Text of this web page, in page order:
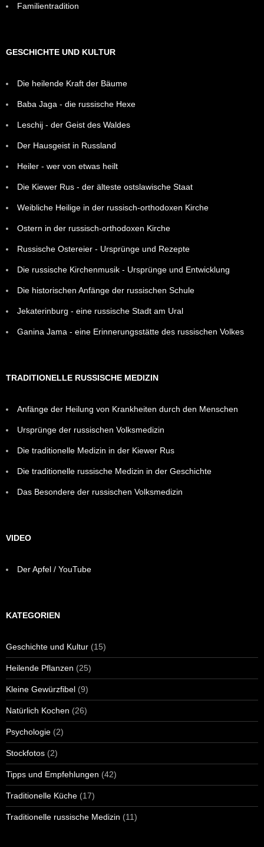
Familientradition
GESCHICHTE UND KULTUR
Die heilende Kraft der Bäume
Baba Jaga - die russische Hexe
Leschij - der Geist des Waldes
Der Hausgeist in Russland
Heiler - wer von etwas heilt
Die Kiewer Rus - der älteste ostslawische Staat
Weibliche Heilige in der russisch-orthodoxen Kirche
Ostern in der russisch-orthodoxen Kirche
Russische Ostereier - Ursprünge und Rezepte
Die russische Kirchenmusik - Ursprünge und Entwicklung
Die historischen Anfänge der russischen Schule
Jekaterinburg - eine russische Stadt am Ural
Ganina Jama - eine Erinnerungsstätte des russischen Volkes
TRADITIONELLE RUSSISCHE MEDIZIN
Anfänge der Heilung von Krankheiten durch den Menschen
Ursprünge der russischen Volksmedizin
Die traditionelle Medizin in der Kiewer Rus
Die traditionelle russische Medizin in der Geschichte
Das Besondere der russischen Volksmedizin
VIDEO
Der Apfel / YouTube
KATEGORIEN
Geschichte und Kultur (15)
Heilende Pflanzen (25)
Kleine Gewürzfibel (9)
Natürlich Kochen (26)
Psychologie (2)
Stockfotos (2)
Tipps und Empfehlungen (42)
Traditionelle Küche (17)
Traditionelle russische Medizin (11)